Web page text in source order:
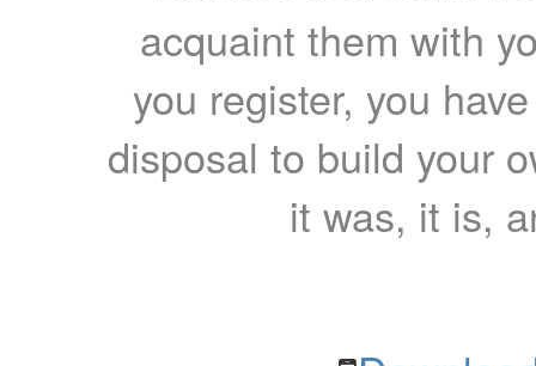
acquaint them with
you register, you
disposal to build your
it was, it is,